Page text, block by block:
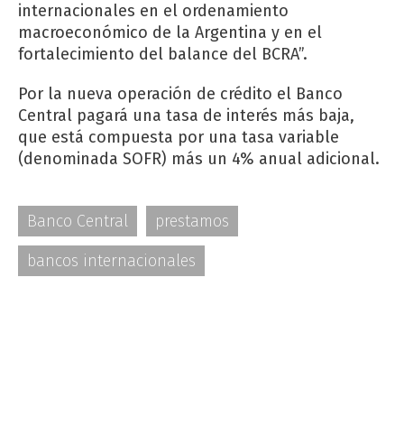
internacionales en el ordenamiento
macroeconómico de la Argentina y en el
fortalecimiento del balance del BCRA”.
Por la nueva operación de crédito el Banco
Central pagará una tasa de interés más baja,
que está compuesta por una tasa variable
(denominada SOFR) más un 4% anual adicional.
Banco Central
prestamos
bancos internacionales